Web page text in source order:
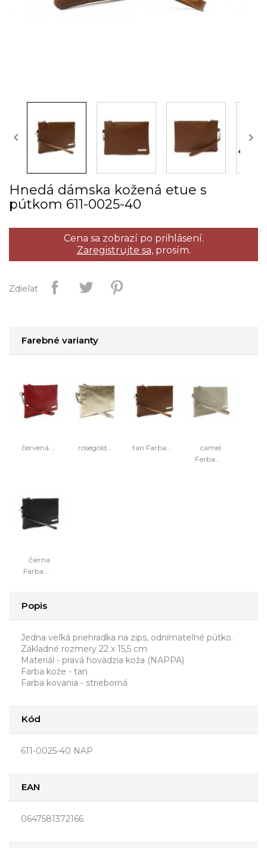
 
Hnedá dámska kožená etue s
pútkom 611­-0025­-40
Cena sa zobrazí po prihlásení.
Zaregistrujte sa,prosím.
Zdieľať
Farebné varianty
červená... rosegold... tan Farba...
camel
Farba...
čierna
Farba...
Popis
Jedna veľká priehradka na zips, odnímateľné pútko.
Základné rozmery 22 x 15,5 cm
Materiál - pravá hovädzia koža (NAPPA)
Farba kože - tan
Farba kovania - strieborná
Kód
611-0025-40 NAP
EAN
0647581372166